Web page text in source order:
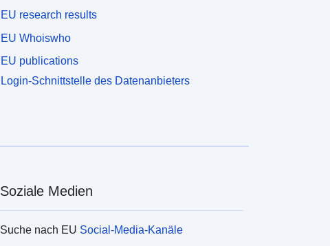
EU research results
EU Whoiswho
EU publications
Login-Schnittstelle des Datenanbieters
Soziale Medien
Suche nach EU Social-Media-Kanäle